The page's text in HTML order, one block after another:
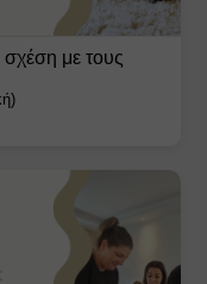
με τους